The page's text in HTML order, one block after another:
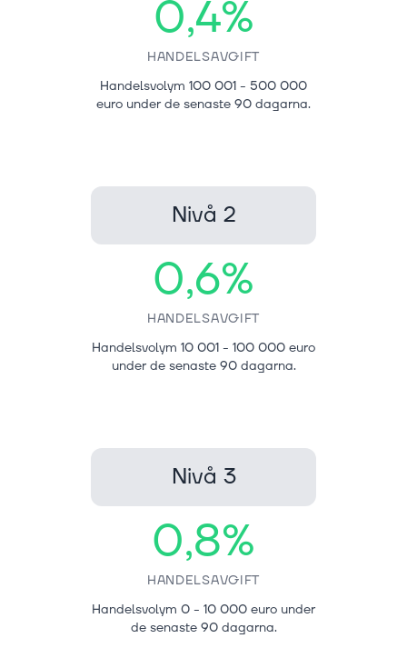
0,4%
HANDELSAVGIFT
Handelsvolym 100 001 - 500 000
euro under de senaste 90 dagarna.
Nivå 2
0,6%
HANDELSAVGIFT
Handelsvolym 10 001 - 100 000 euro
under de senaste 90 dagarna.
Nivå 3
0,8%
HANDELSAVGIFT
Handelsvolym 0 - 10 000 euro under
de senaste 90 dagarna.